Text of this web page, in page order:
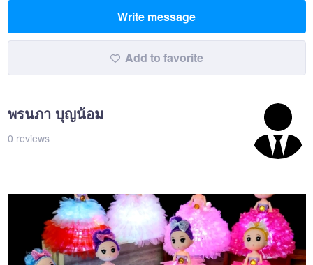
Write message
Add to favorite
พรนภา บุญน้อม
0 reviews